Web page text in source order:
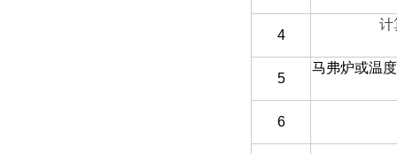
4
计
5
马弗炉或温
6